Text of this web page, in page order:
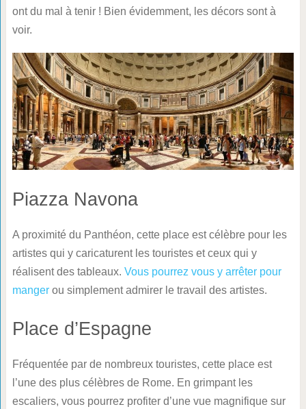
ont du mal à tenir ! Bien évidemment, les décors sont à
voir.
Piazza Navona
A proximité du Panthéon, cette place est célèbre pour les
artistes qui y caricaturent les touristes et ceux qui y
réalisent des tableaux. Vous pourrez vous y arrêter pour
mangerou simplement admirer le travail des artistes.
Place d’Espagne
Fréquentée par de nombreux touristes, cette place est
l’une des plus célèbres de Rome. En grimpant les
escaliers, vous pourrez profiter d’une vue magnifique sur